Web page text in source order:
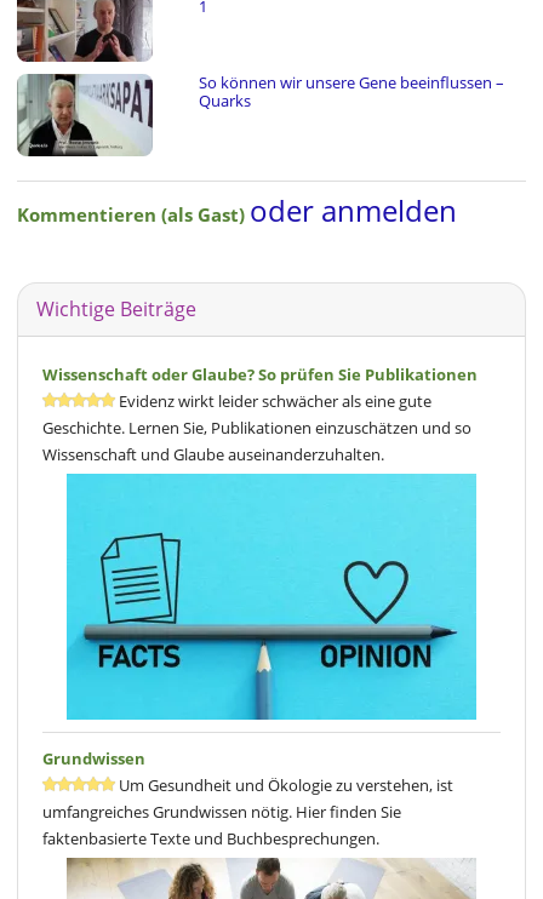
1
So können wir unsere Gene beeinflussen –
Quarks
Kommentieren (als Gast) oder anmelden
Wichtige Beiträge
Wissenschaft oder Glaube? So prüfen Sie Publikationen
Evidenz wirkt leider schwächer als eine gute
Geschichte. Lernen Sie, Publikationen einzuschätzen und so
Wissenschaft und Glaube auseinanderzuhalten.
Grundwissen
Um Gesundheit und Ökologie zu verstehen, ist
umfangreiches Grundwissen nötig. Hier finden Sie
faktenbasierte Texte und Buchbesprechungen.